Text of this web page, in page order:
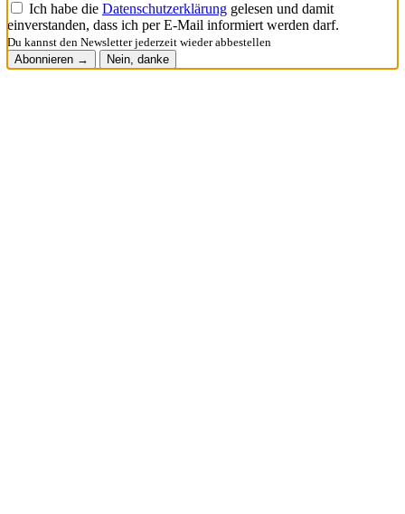
Ich habe die Datenschutzerklärung gelesen und damit
einverstanden, dass ich per E-Mail informiert werden darf.
Du kannst den Newsletter jederzeit wieder abbestellen
Abonnieren →
Nein, danke